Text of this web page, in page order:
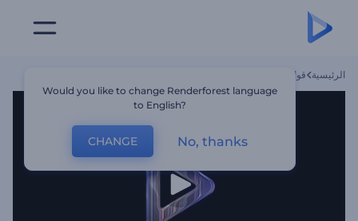
الرئيسية قوالب
Would you like to change Renderforest language
to English?
CHANGE No, thanks